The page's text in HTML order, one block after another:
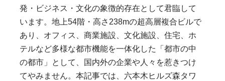
発・ビジネス・文化の象徴的存在として君臨して
います。地上54階・高さ238mの超高層複合ビルで
あり、オフィス、商業施設、文化施設、住宅、ホ
テルなど多様な都市機能を一体化した「都市の中
の都市」として、国内外の企業や人々を惹きつけ
てやみません。本記事では、六本木ヒルズ森タワ